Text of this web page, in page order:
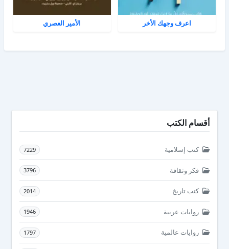
اعرف وجهك الأخر الأمير العصري
أقسام الكتب
كتب إسلامية 7229
فكر وثقافة 3796
كتب تاريخ 2014
روايات عربية 1946
روايات عالمية 1797